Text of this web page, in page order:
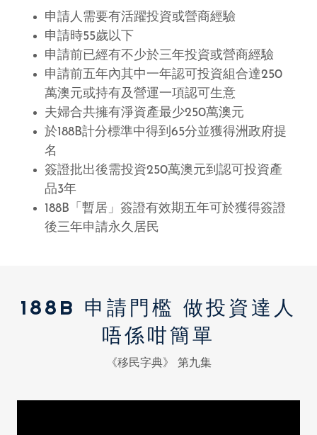
申請人需要有活躍投資或營商經驗
申請時55歲以下
申請前已經有不少於三年投資或營商經驗
申請前五年內其中⼀年認可投資組合達250
萬澳元或持有及營運⼀項認可⽣意
夫婦合共擁有淨資產最少250萬澳元
於188B計分標準中得到65分並獲得洲政府提
名
簽證批出後需投資250萬澳元到認可投資產
品3年
188B「暫居」簽證有效期五年可於獲得簽證
後三年申請永久居⺠
188B 申請門檻 做投資達人
唔係咁簡單
《移民字典》 第九集